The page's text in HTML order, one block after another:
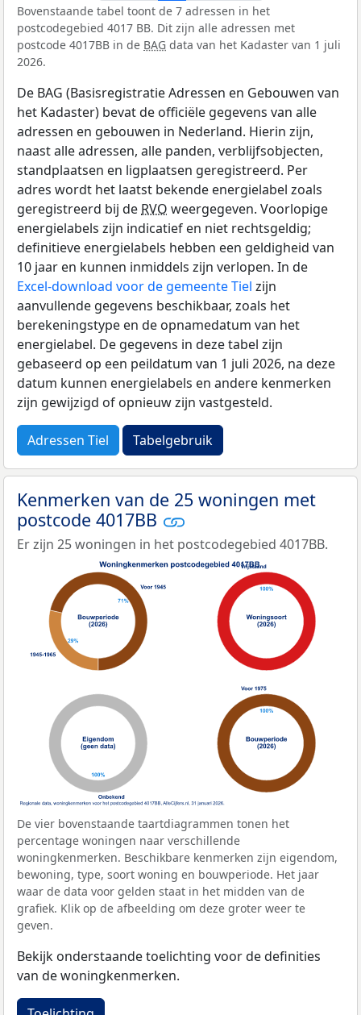
Bovenstaande tabel toont de 7 adressen in het
postcodegebied 4017 BB. Dit zijn alle adressen met
postcode 4017BB in de BAG data van het Kadaster van 1 juli
2026.
De BAG (Basisregistratie Adressen en Gebouwen van
het Kadaster) bevat de officiële gegevens van alle
adressen en gebouwen in Nederland. Hierin zijn,
naast alle adressen, alle panden, verblijfsobjecten,
standplaatsen en ligplaatsen geregistreerd. Per
adres wordt het laatst bekende energielabel zoals
geregistreerd bij de RVO weergegeven. Voorlopige
energielabels zijn indicatief en niet rechtsgeldig;
definitieve energielabels hebben een geldigheid van
10 jaar en kunnen inmiddels zijn verlopen. In de
Excel-download voor de gemeente Tiel zijn
aanvullende gegevens beschikbaar, zoals het
berekeningstype en de opnamedatum van het
energielabel. De gegevens in deze tabel zijn
gebaseerd op een peildatum van 1 juli 2026, na deze
datum kunnen energielabels en andere kenmerken
zijn gewijzigd of opnieuw zijn vastgesteld.
Adressen Tiel Tabelgebruik
Kenmerken van de 25 woningen met
postcode 4017BB
Er zijn 25 woningen in het postcodegebied 4017BB.
De vier bovenstaande taartdiagrammen tonen het
percentage woningen naar verschillende
woningkenmerken. Beschikbare kenmerken zijn eigendom,
bewoning, type, soort woning en bouwperiode. Het jaar
waar de data voor gelden staat in het midden van de
grafiek. Klik op de afbeelding om deze groter weer te
geven.
Bekijk onderstaande toelichting voor de definities
van de woningkenmerken.